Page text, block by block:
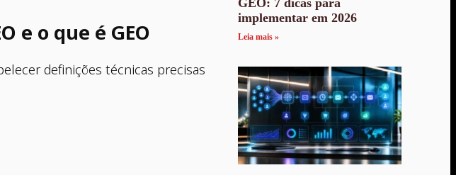
e o que é GEO
definições técnicas precisas
implementar em 2026
Leia mais »